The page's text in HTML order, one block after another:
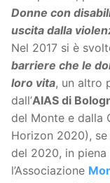
Donne con
uscita dalla
Nel 2017 si è
barriere che le
loro vita, un altro
dall’AIAS di
del Monte e dalla
Horizon 2020), se
del 2020, in
l’Associazione